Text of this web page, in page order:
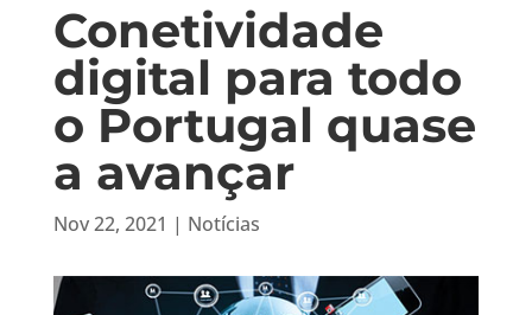
Conetividade
digital para todo
o Portugal quase
a avançar
Nov 22, 2021 | Notícias